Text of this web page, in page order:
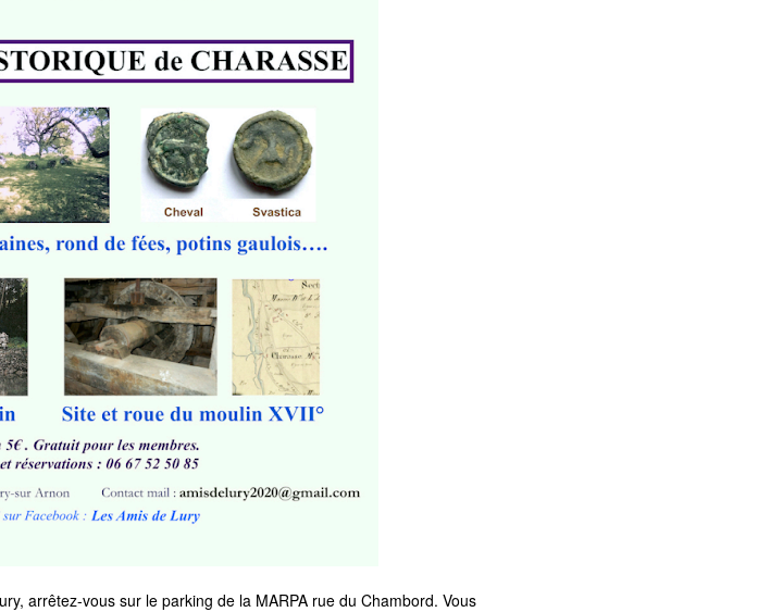
arrêtez-vous sur le parking de la MARPA rue du Chambord. Vous